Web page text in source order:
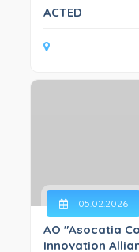
ACTED
05.02.2026
AO "Asocatia
Innovation